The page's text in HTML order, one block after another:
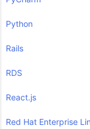
Python
Rails
RDS
React.js
Red Hat Enterprise